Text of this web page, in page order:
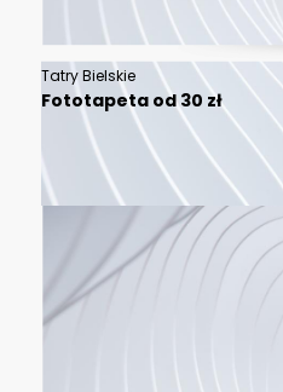
Tatry Bielskie
Fototapeta od 30 zł